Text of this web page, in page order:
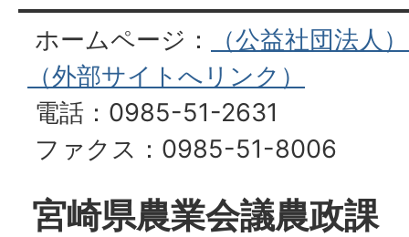
ホームページ：
（公益社団法人
（外部サイトへリンク）
電話：0985-51-2631
ファクス：0985-51-8006
宮崎県農業会議農政課